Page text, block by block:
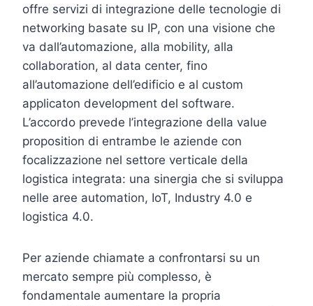
offre servizi di integrazione delle tecnologie di
networking basate su IP, con una visione che
va dall’automazione, alla mobility, alla
collaboration, al data center, fino
all’automazione dell’edificio e al custom
applicaton development del software.
L’accordo prevede l’integrazione della value
proposition di entrambe le aziende con
focalizzazione nel settore verticale della
logistica integrata: una sinergia che si sviluppa
nelle aree automation, IoT, Industry 4.0 e
logistica 4.0.
Per aziende chiamate a confrontarsi su un
mercato sempre più complesso, è
fondamentale aumentare la propria